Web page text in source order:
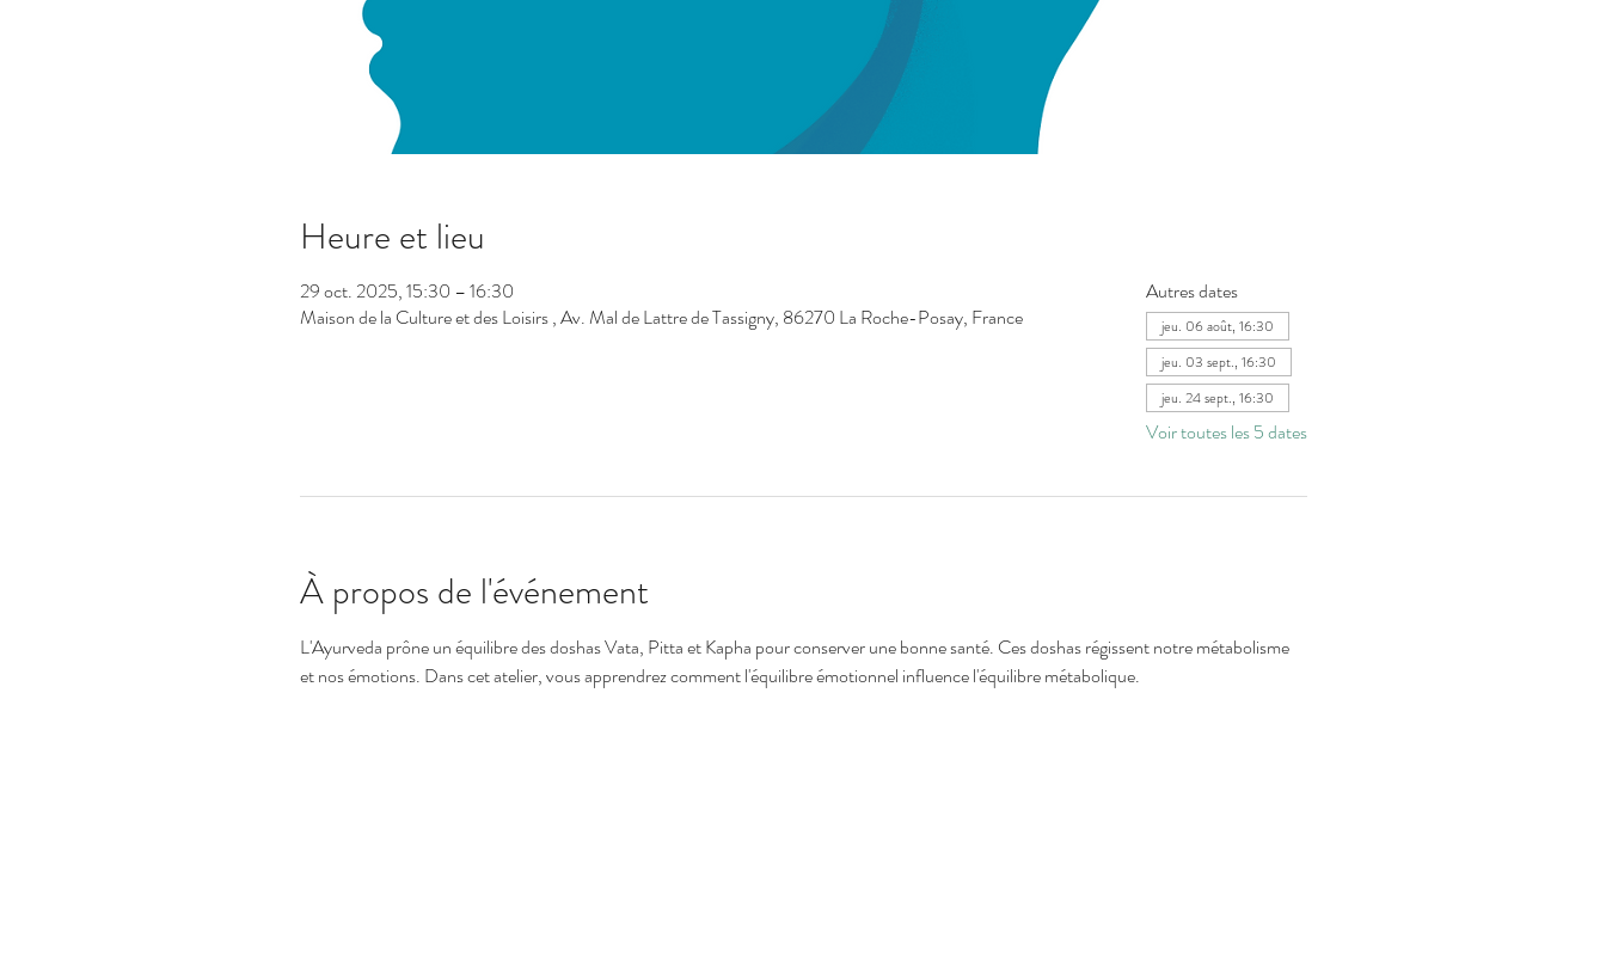
Heure et lieu
29 oct. 2025, 15:30 – 16:30
Maison de la Culture et des Loisirs , Av. Mal de Lattre de Tassigny, 86270 La Roche-Posay, France
Autres dates
jeu. 06 août, 16:30
jeu. 03 sept., 16:30
jeu. 24 sept., 16:30
Voir toutes les 5 dates
À propos de l'événement
L'Ayurveda prône un équilibre des doshas Vata, Pitta et Kapha pour conserver une bonne santé. Ces doshas régissent notre métabolisme
et nos émotions. Dans cet atelier, vous apprendrez comment l'équilibre émotionnel influence l'équilibre métabolique.